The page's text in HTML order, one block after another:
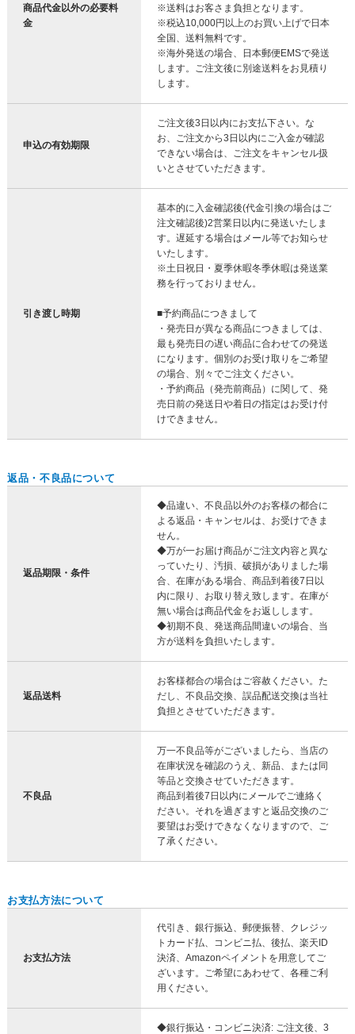
商品代金以外の必要料
金
※送料はお客さま負担となります。
※税込10,000円以上のお買い上げで日本
全国、送料無料です。
※海外発送の場合、日本郵便EMSで発送
します。ご注文後に別途送料をお見積り
します。
申込の有効期限
ご注文後3日以内にお支払下さい。な
お、ご注文から3日以内にご入金が確認
できない場合は、ご注文をキャンセル扱
いとさせていただきます。
引き渡し時期
基本的に入金確認後(代金引換の場合はご
注文確認後)2営業日以内に発送いたしま
す。遅延する場合はメール等でお知らせ
いたします。
※土日祝日・夏季休暇冬季休暇は発送業
務を行っておりません。
■予約商品につきまして
・発売日が異なる商品につきましては、
最も発売日の遅い商品に合わせての発送
になります。個別のお受け取りをご希望
の場合、別々でご注文ください。
・予約商品（発売前商品）に関して、発
売日前の発送日や着日の指定はお受け付
けできません。
返品・不良品について
返品期限・条件
◆品違い、不良品以外のお客様の都合に
よる返品・キャンセルは、お受けできま
せん。
◆万が一お届け商品がご注文内容と異な
っていたり、汚損、破損がありました場
合、在庫がある場合、商品到着後7日以
内に限り、お取り替え致します。在庫が
無い場合は商品代金をお返しします。
◆初期不良、発送商品間違いの場合、当
方が送料を負担いたします。
返品送料
お客様都合の場合はご容赦ください。た
だし、不良品交換、誤品配送交換は当社
負担とさせていただきます。
不良品
万一不良品等がございましたら、当店の
在庫状況を確認のうえ、新品、または同
等品と交換させていただきます。
商品到着後7日以内にメールでご連絡く
ださい。それを過ぎますと返品交換のご
要望はお受けできなくなりますので、ご
了承ください。
お支払方法について
お支払方法
代引き、銀行振込、郵便振替、クレジッ
トカード払、コンビニ払、後払、楽天ID
決済、Amazonペイメントを用意してご
ざいます。ご希望にあわせて、各種ご利
用ください。
◆銀行振込・コンビニ決済: ご注文後、3